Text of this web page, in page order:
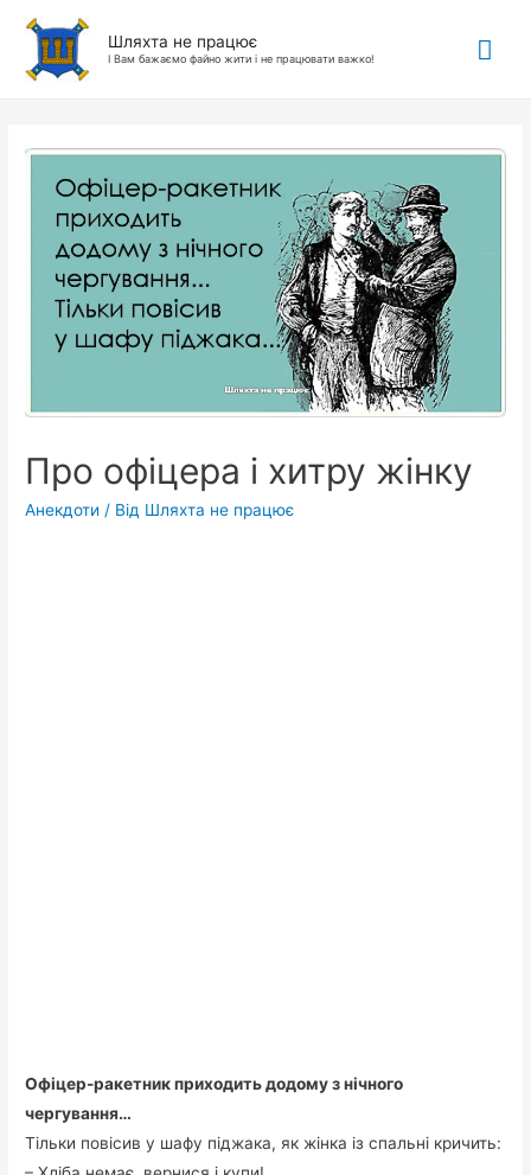
Шляхта не працює
І Вам бажаємо файно жити і не працювати важко!
Про офіцера і хитру жінку
Анекдоти / Від Шляхта не працює
Офіцер-ракетник приходить додому з нічного
чергування…
Тільки повісив у шафу піджака, як жінка із спальні кричить: